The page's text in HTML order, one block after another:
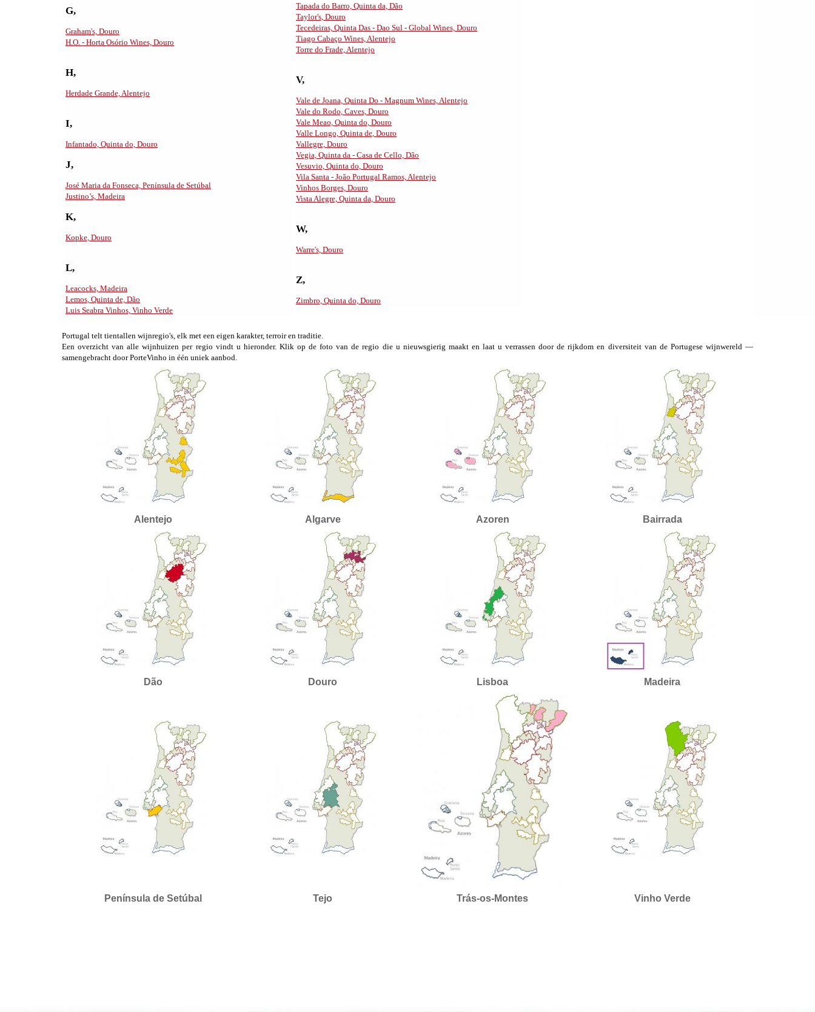
G,
Graham's, Douro
H.O. - Horta Osório Wines, Douro
H,
Herdade Grande, Alentejo
I,
Infantado, Quinta do, Douro
J,
José Maria da Fonseca, Península de Setúbal
Justino’s, Madeira
K,
Kopke, Douro
L,
Leacocks, Madeira
Lemos, Quinta de, Dão
Luis Seabra Vinhos, Vinho Verde
Tapada do Barro, Quinta da, Dão
Taylor's, Douro
Tecedeiras, Quinta Das - Dao Sul - Global Wines, Douro
Tiago Cabaço Wines, Alentejo
Torre do Frade, Alentejo
V,
Vale de Joana, Quinta Do - Magnum Wines, Alentejo
Vale do Rodo, Caves, Douro
Vale Meao, Quinta do, Douro
Valle Longo, Quinta de, Douro
Vallegre, Douro
Vegia, Quinta da - Casa de Cello, Dão
Vesuvio, Quinta do, Douro
Vila Santa - João Portugal Ramos, Alentejo
Vinhos Borges, Douro
Vista Alegre, Quinta da, Douro
W,
Warre's, Douro
Z,
Zimbro, Quinta do, Douro
Portugal telt tientallen wijnregio's, elk met een eigen karakter, terroir en traditie.
Een overzicht van alle wijnhuizen per regio vindt u hieronder. Klik op de foto van de regio die u nieuwsgierig maakt en laat u verrassen door de rijkdom en diversiteit van de Portugese wijnwereld —
samengebracht door PorteVinho in één uniek aanbod.
Alentejo Algarve Azoren Bairrada
Dão Douro Lisboa Madeira
Península de Setúbal Tejo Trás-os-Montes Vinho Verde